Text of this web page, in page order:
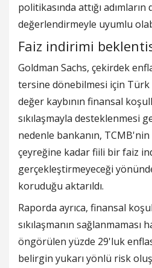
politikasında attığı adımların
değerlendirmeyle uyumlu
Faiz indirimi
Goldman Sachs, çekirdek
tersine dönebilmesi için Türk
değer kaybının finansal
sıkılaşmayla desteklenmesi
nedenle bankanın,
çeyreğine kadar fiili bir faiz
gerçekleştirmeyeceği
koruduğu aktarıldı.
Raporda ayrıca, finansal
sıkılaşmanın sağlanmaması
öngörülen yüzde 29'luk
belirgin yukarı yönlü risk